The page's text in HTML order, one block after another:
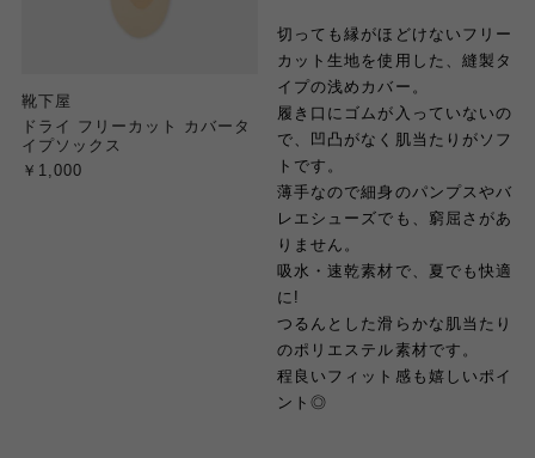
靴下屋
ドライ フリーカット カバータ
イプソックス
￥1,000
切っても縁がほどけないフリー
カット生地を使用した、縫製タ
イプの浅めカバー。
履き口にゴムが入っていないの
で、凹凸がなく肌当たりがソフ
トです。
薄手なので細身のパンプスやバ
レエシューズでも、窮屈さがあ
りません。
吸水・速乾素材で、夏でも快適
に!
つるんとした滑らかな肌当たり
のポリエステル素材です。
程良いフィット感も嬉しいポイ
ント◎